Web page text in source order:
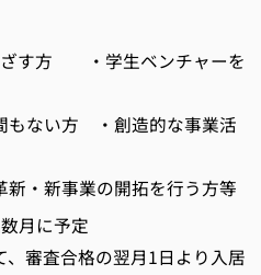
す方 ・学生ベンチャーを
・創造的な事業活
業の開拓を行う方等
月に予定
格の翌月1日より入居